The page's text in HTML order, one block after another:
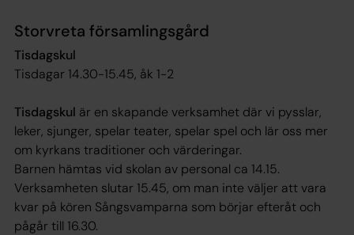
Storvreta församlingsgård
Tisdagskul
Tisdagar 14.30-15.45, åk 1-2
Tisdagskul är en skapande verksamhet där vi pysslar,
leker, sjunger, spelar teater, spelar spel och lär oss mer
om kyrkans traditioner och värderingar.
Barnen hämtas vid skolan av personal ca 14.15.
Verksamheten slutar 15.45, om man inte väljer att vara
kvar på kören Sångsvamparna som börjar efteråt och
pågår till 16.30.